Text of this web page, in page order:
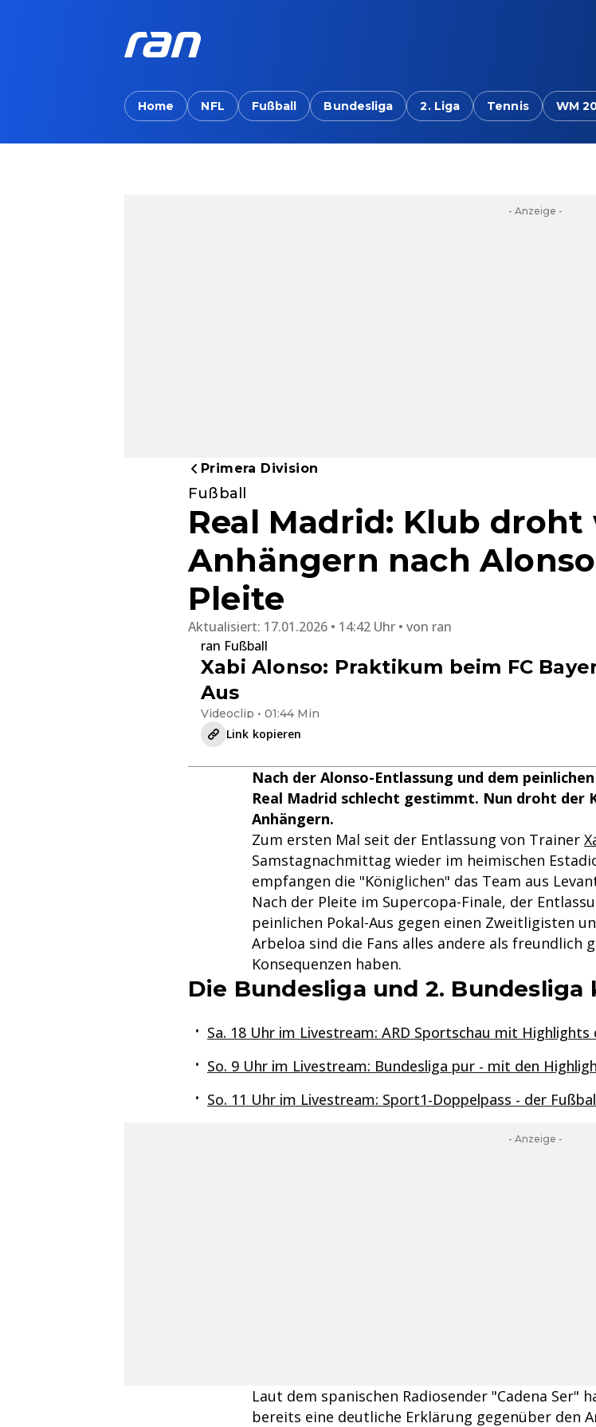
Home NFL Fußball Bundesliga 2. Liga Tennis WM
- Anzeige -
Primera Division
Fußball
Real Madrid: Klub
Anhängern nach
Pleite
Aktualisiert: 17.01.2026 • 14:42 Uhr von ran
ran Fußball
Xabi Alonso: Praktikum beim FC
Aus
Videoclip • 01:44 Min
Link kopieren
Nach der Alonso-Entlassung und dem
Real Madrid schlecht gestimmt. Nun droht der
Anhängern.
Zum ersten Mal seit der Entlassung von Trainer
Samstagnachmittag wieder im heimischen
empfangen die "Königlichen" das Team aus
Nach der Pleite im Supercopa-Finale, der
peinlichen Pokal-Aus gegen einen Zweitligisten
Arbeloa sind die Fans alles andere als freundlich
Konsequenzen haben.
Die Bundesliga und 2. Bundesliga
Sa. 18 Uhr im Livestream: ARD Sportschau mit Highlights
So. 9 Uhr im Livestream: Bundesliga pur - mit den
So. 11 Uhr im Livestream: Sport1-Doppelpass - der
- Anzeige -
Laut dem spanischen Radiosender "Cadena Ser"
bereits eine deutliche Erklärung gegenüber den